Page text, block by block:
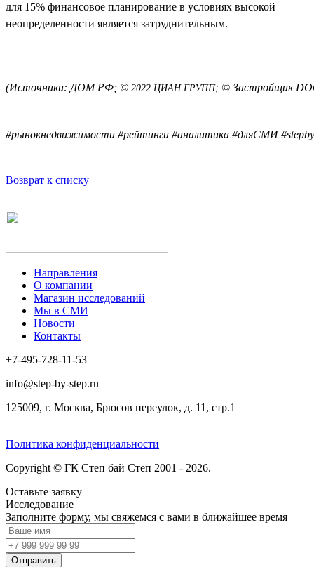
для 15% финансовое планирование в условиях высокой
неопределенности является затруднительным.
(Источники: ДОМ РФ; © 2022 ЦИАН ГРУПП; © Застройщик
#рынокнедвижимости #рейтинги #аналитика #дляСМИ
Возврат к списку
Направления
О компании
Магазин исследований
Мы в СМИ
Новости
Контакты
+7-495-728-11-53
info@step-by-step.ru
125009, г. Москва, Брюсов переулок, д. 11, стр.1
Политика конфиденциальности
Copyright © ГК Степ бай Степ 2001 - 2026.
Оставьте заявку
Исследование
Заполните форму, мы свяжемся с вами в ближайшее время
Отправить